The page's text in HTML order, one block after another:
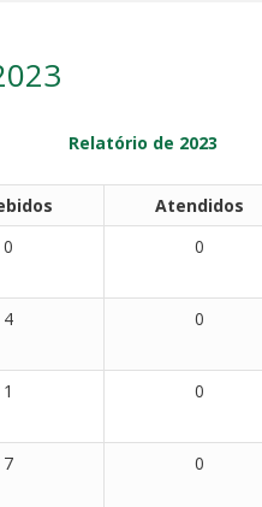
Relatório de 2023
Atendidos
0 0
4 0
1 0
7 0